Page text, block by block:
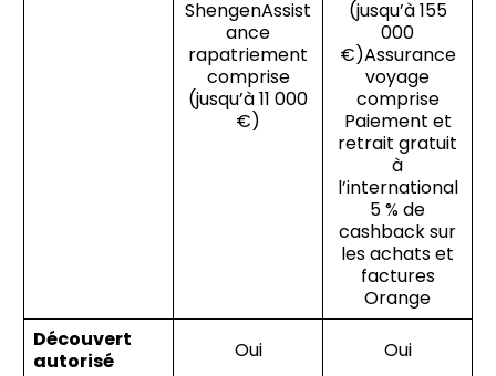
ShengenAssist
ance
rapatriement
comprise
(jusqu’à 11 000
€)
(jusqu’à 155
000
€)Assurance
voyage
comprise
Paiement et
retrait gratuit
à
l’international
5 % de
cashback sur
les achats et
factures
Orange
Découvert
autorisé
Oui Oui